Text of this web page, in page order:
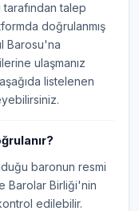
talep
doğrulanmış
Barosu'na
ulaşmanız
listelenen
baronun resmi
Barolar Birliği'nin
edilebilir.